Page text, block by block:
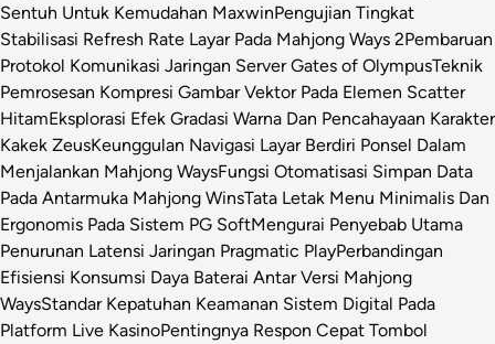
Sentuh Untuk Kemudahan MaxwinPengujian Tingkat
Stabilisasi Refresh Rate Layar Pada Mahjong Ways 2Pembaruan
Protokol Komunikasi Jaringan Server Gates of OlympusTeknik
Pemrosesan Kompresi Gambar Vektor Pada Elemen Scatter
HitamEksplorasi Efek Gradasi Warna Dan Pencahayaan Karakter
Kakek ZeusKeunggulan Navigasi Layar Berdiri Ponsel Dalam
Menjalankan Mahjong WaysFungsi Otomatisasi Simpan Data
Pada Antarmuka Mahjong WinsTata Letak Menu Minimalis Dan
Ergonomis Pada Sistem PG SoftMengurai Penyebab Utama
Penurunan Latensi Jaringan Pragmatic PlayPerbandingan
Efisiensi Konsumsi Daya Baterai Antar Versi Mahjong
WaysStandar Kepatuhan Keamanan Sistem Digital Pada
Platform Live KasinoPentingnya Respon Cepat Tombol